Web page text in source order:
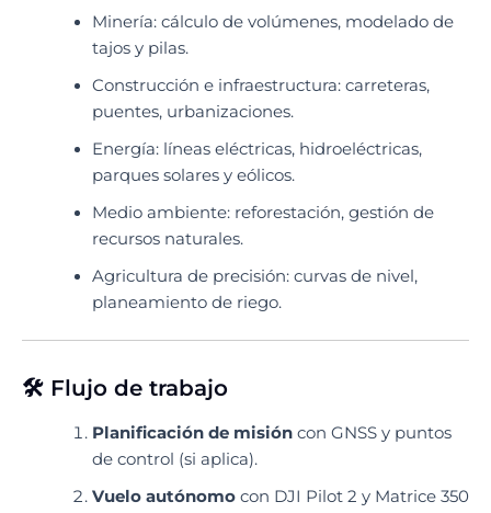
Minería: cálculo de volúmenes, modelado de
tajos y pilas.
Construcción e infraestructura: carreteras,
puentes, urbanizaciones.
Energía: líneas eléctricas, hidroeléctricas,
parques solares y eólicos.
Medio ambiente: reforestación, gestión de
recursos naturales.
Agricultura de precisión: curvas de nivel,
planeamiento de riego.
🛠️ Flujo de trabajo
Planificación de misióncon GNSS y puntos
de control (si aplica).
Vuelo autónomocon DJI Pilot 2 y Matrice 350